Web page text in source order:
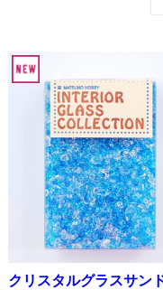
クリスタルグラスサン